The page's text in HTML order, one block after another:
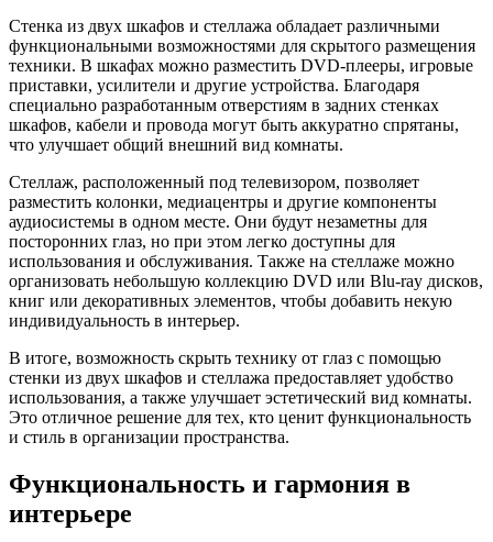
Стенка из двух шкафов и стеллажа обладает различными
функциональными возможностями для скрытого размещения
техники. В шкафах можно разместить DVD-плееры, игровые
приставки, усилители и другие устройства. Благодаря
специально разработанным отверстиям в задних стенках
шкафов, кабели и провода могут быть аккуратно спрятаны,
что улучшает общий внешний вид комнаты.
Стеллаж, расположенный под телевизором, позволяет
разместить колонки, медиацентры и другие компоненты
аудиосистемы в одном месте. Они будут незаметны для
посторонних глаз, но при этом легко доступны для
использования и обслуживания. Также на стеллаже можно
организовать небольшую коллекцию DVD или Blu-ray дисков,
книг или декоративных элементов, чтобы добавить некую
индивидуальность в интерьер.
В итоге, возможность скрыть технику от глаз с помощью
стенки из двух шкафов и стеллажа предоставляет удобство
использования, а также улучшает эстетический вид комнаты.
Это отличное решение для тех, кто ценит функциональность
и стиль в организации пространства.
Функциональность и гармония в
интерьере